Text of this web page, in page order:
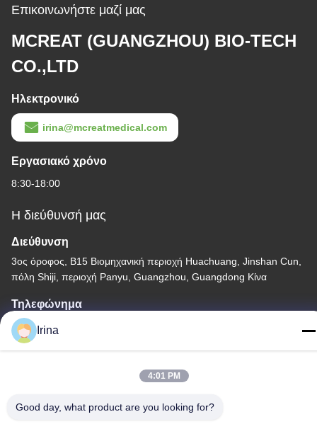
Επικοινωνήστε μαζί μας
MCREAT (GUANGZHOU) BIO-TECH
CO.,LTD
Ηλεκτρονικό
irina@mcreatmedical.com
Εργασιακό χρόνο
8:30-18:00
Η διεύθυνσή μας
Διεύθυνση
3ος όροφος, Β15 Βιομηχανική περιοχή Huachuang, Jinshan Cun,
πόλη Shiji, περιοχή Panyu, Guangzhou, Guangdong Κίνα
Τηλεφώνημα
86-020-3156-0583
Κίνα Καλή ποιότητα Κλειστό σύστημα αναρρόφησης
Irina
4:01 PM
Good day, what product are you looking for?